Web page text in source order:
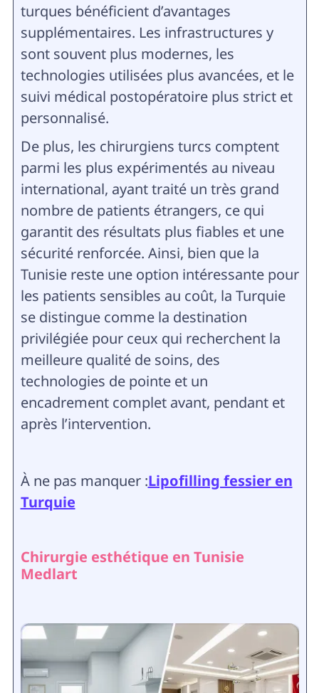
turques bénéficient d’avantages
supplémentaires. Les infrastructures y
sont souvent plus modernes, les
technologies utilisées plus avancées, et le
suivi médical postopératoire plus strict et
personnalisé.
De plus, les chirurgiens turcs comptent
parmi les plus expérimentés au niveau
international, ayant traité un très grand
nombre de patients étrangers, ce qui
garantit des résultats plus fiables et une
sécurité renforcée. Ainsi, bien que la
Tunisie reste une option intéressante pour
les patients sensibles au coût, la Turquie
se distingue comme la destination
privilégiée pour ceux qui recherchent la
meilleure qualité de soins, des
technologies de pointe et un
encadrement complet avant, pendant et
après l’intervention.
À ne pas manquer :Lipofilling fessier en
Turquie
Chirurgie esthétique en Tunisie
Medlart